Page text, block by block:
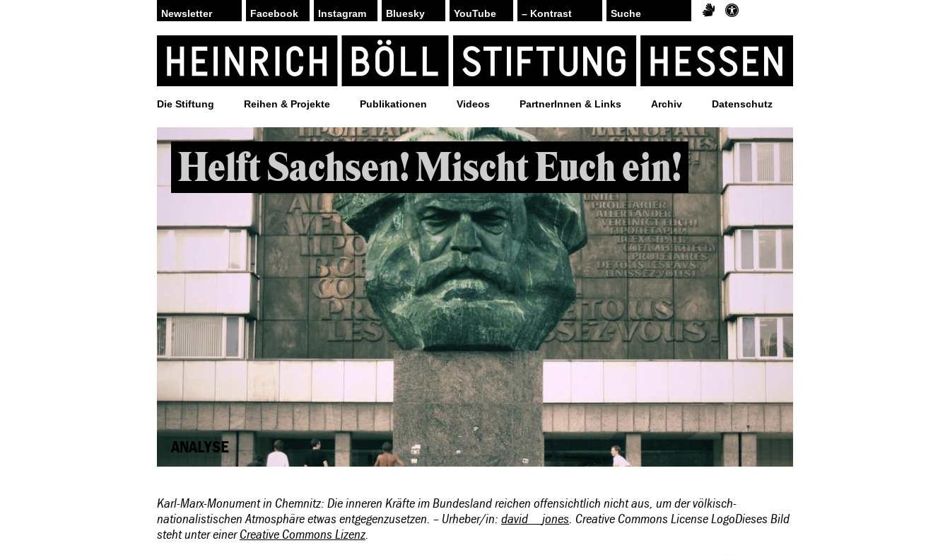
Facebook Instagram Bluesky YouTube – Kontrast
Die Stiftung Reihen & Projekte Publikationen Videos PartnerInnen & Links Archiv Datenschutz
Helft Sachsen! Mischt Euch ein!
ANALYSE
Karl-Marx-Monument in Chemnitz: Die inneren Kräfte im Bundesland reichen offensichtlich nicht aus, um der völkisch-
nationalistischen Atmosphäre etwas entgegenzusetzen. – Urheber/in: david__jones. Creative Commons License LogoDieses Bild
steht unter einerCreative Commons Lizenz.